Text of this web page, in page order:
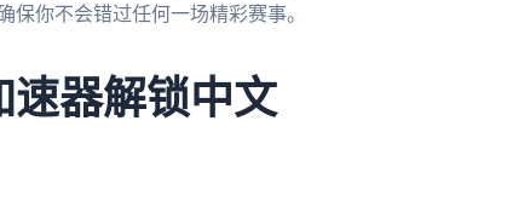
你不会错过任何一场精彩赛事。
速器解锁中文